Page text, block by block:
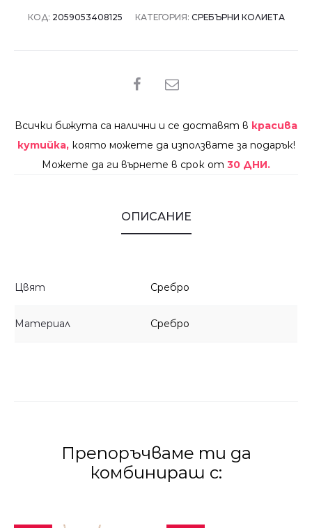
КОД: 2059053408125 КАТЕГОРИЯ: СРЕБЪРНИ КОЛИЕТА
SHARE
Всички бижута са налични и се доставят в красива
кутийка, която можете да използвате за подарък!
Можете да ги върнете в срок от 30 ДНИ.
ОПИСАНИЕ
Цвят Сребро
Материал Сребро
Препоръчваме ти да
комбинираш с: